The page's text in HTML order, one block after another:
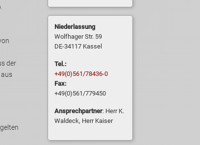
Niederlassung
Wolfhager Str. 59
DE-34117 Kassel
Tel.:
+49(0)561/78436-0
Fax:
+49(0)561/779450
Ansprechpartner: Herr K.
Waldeck, Herr Kaiser